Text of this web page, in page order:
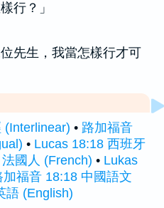
行？」
先生，我當怎樣行才可
(Interlinear) • 路加福音
• Lucas 18:18 西班牙
國人 (French) • Lukas
加福音 18:18 中國語文
語 (English)